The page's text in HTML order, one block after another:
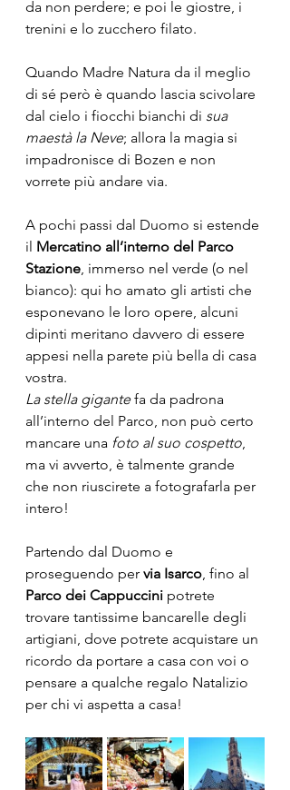
da non perdere; e poi le giostre, i
trenini e lo zucchero filato.
Quando Madre Natura da il meglio
di sé però è quando lascia scivolare
dal cielo i fiocchi bianchi di sua
maestà la Neve; allora la magia si
impadronisce di Bozen e non
vorrete più andare via.
A pochi passi dal Duomo si estende
il Mercatino all’interno del Parco
Stazione, immerso nel verde (o nel
bianco): qui ho amato gli artisti che
esponevano le loro opere, alcuni
dipinti meritano davvero di essere
appesi nella parete più bella di casa
vostra.
La stella gigante fa da padrona
all’interno del Parco, non può certo
mancare una foto al suo cospetto,
ma vi avverto, è talmente grande
che non riuscirete a fotografarla per
intero!
Partendo dal Duomo e
proseguendo per via Isarco, fino al
Parco dei Cappuccini potrete
trovare tantissime bancarelle degli
artigiani, dove potrete acquistare un
ricordo da portare a casa con voi o
pensare a qualche regalo Natalizio
per chi vi aspetta a casa!